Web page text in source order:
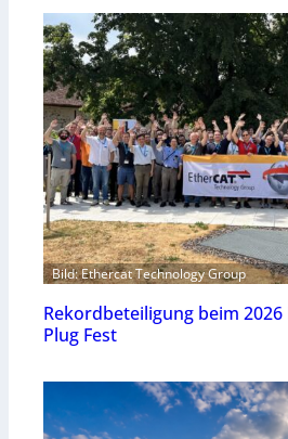
Bild: Ethercat Technology Group
Rekordbeteiligung beim
Plug Fest